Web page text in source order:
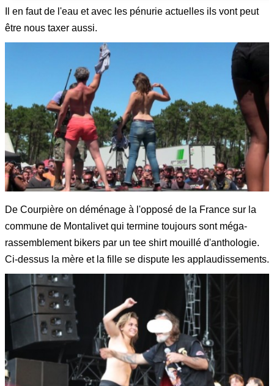
Il en faut de l'eau et avec les pénurie actuelles ils vont peut
être nous taxer aussi.
De Courpière on déménage à l'opposé de la France sur la
commune de Montalivet qui termine toujours sont méga-
rassemblement bikers par un tee shirt mouillé d'anthologie.
Ci-dessus la mère et la fille se dispute les applaudissements.